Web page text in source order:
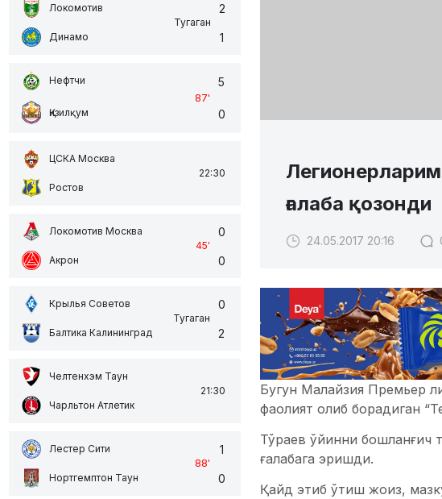
Локомотив
Динамо
Тугаган
2
1
Нефтчи
Қизилқум
87'
5
0
ЦСКА Москва
Ростов
22:30
Локомотив Москва
Акрон
45'
0
0
Крылья Советов
Балтика Калининград
Тугаган
0
2
Челтенхэм Таун
Чарльтон Атлетик
21:30
Лестер Сити
Нортгемптон Таун
88'
1
0
ғалаба қозонди
24.05.2017 20:16
Бугун Малайзия Премьер
фаолият олиб борадиган
Тўраев ўйинни бошланғич
ғалабага эришди.
Қайд этиб ўтиш жоиз,